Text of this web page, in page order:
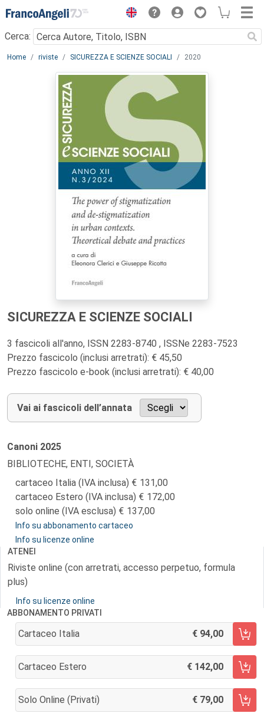
Menu
Cerca:
Main content
Home riviste SICUREZZA E SCIENZE SOCIALI 2020
SICUREZZA E SCIENZE SOCIALI
3 fascicoli all'anno, ISSN 2283-8740 , ISSNe 2283-7523
Prezzo fascicolo (inclusi arretrati): € 45,50
Prezzo fascicolo e-book (inclusi arretrati): € 40,00
Vai ai fascicoli dell’annata
Canoni 2025
BIBLIOTECHE, ENTI, SOCIETÀ
cartaceo Italia (IVA inclusa)
131,00
cartaceo Estero (IVA inclusa)
172,00
solo online (IVA esclusa)
137,00
Info su abbonamento cartaceo
Info su licenze online
ATENEI
Riviste online (con arretrati, accesso perpetuo, formula
plus)
Info su licenze online
ABBONAMENTO PRIVATI
Cartaceo Italia 94,00
AGGIUNGI AL CARRELLO
Cartaceo Estero 142,00
AGGIUNGI AL CARRELLO
Solo Online (privati) 79,00
AGGIUNGI AL CARRELLO